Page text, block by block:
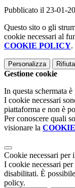
Pubblicato il 23-01-
Questo sito o gli
cookie necessari al
COOKIE POLICY.
Personalizza
Gestione cookie
In questa schermata
I cookie necessari
piattaforma e non è
Per conoscere quali
visionare la
Cookie necessari per
I cookie necessari
disabilitati. È
policy.